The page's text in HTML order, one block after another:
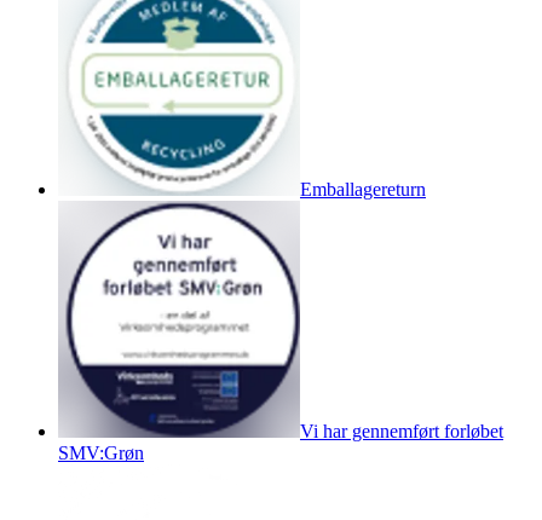
Emballagereturn
Vi har gennemført forløbet
SMV:Grøn